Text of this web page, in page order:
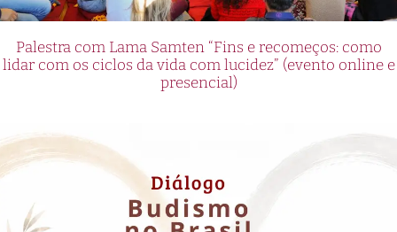
Palestra com Lama Samten “Fins e recomeços: como
lidar com os ciclos da vida com lucidez” (evento online e
presencial)